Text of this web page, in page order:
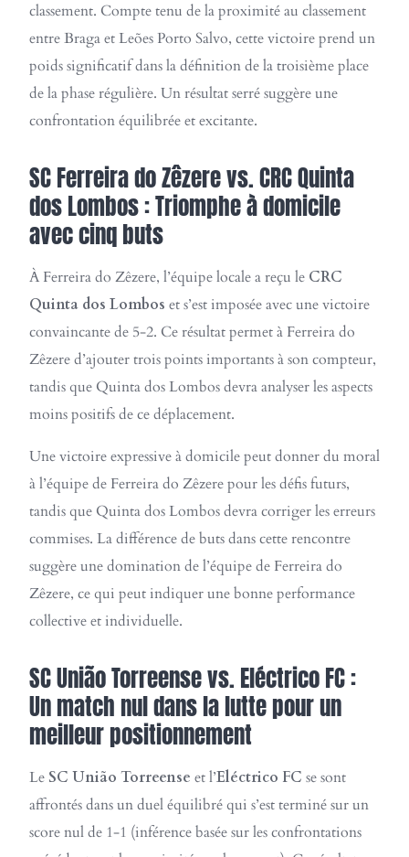
classement. Compte tenu de la proximité au classement
entre Braga et Leões Porto Salvo, cette victoire prend un
poids significatif dans la définition de la troisième place
de la phase régulière. Un résultat serré suggère une
confrontation équilibrée et excitante.
SC Ferreira do Zêzere vs. CRC Quinta
dos Lombos : Triomphe à domicile
avec cinq buts
À Ferreira do Zêzere, l’équipe locale a reçu le CRC
Quinta dos Lombos et s’est imposée avec une victoire
convaincante de 5-2. Ce résultat permet à Ferreira do
Zêzere d’ajouter trois points importants à son compteur,
tandis que Quinta dos Lombos devra analyser les aspects
moins positifs de ce déplacement.
Une victoire expressive à domicile peut donner du moral
à l’équipe de Ferreira do Zêzere pour les défis futurs,
tandis que Quinta dos Lombos devra corriger les erreurs
commises. La différence de buts dans cette rencontre
suggère une domination de l’équipe de Ferreira do
Zêzere, ce qui peut indiquer une bonne performance
collective et individuelle.
SC União Torreense vs. Eléctrico FC :
Un match nul dans la lutte pour un
meilleur positionnement
Le SC União Torreense et l’Eléctrico FC se sont
affrontés dans un duel équilibré qui s’est terminé sur un
score nul de 1-1 (inférence basée sur les confrontations